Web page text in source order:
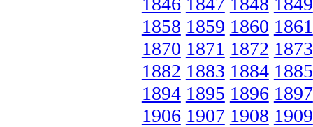
1858 1859 1860 1861
1870 1871 1872 1873
1882 1883 1884 1885
1894 1895 1896 1897
1906 1907 1908 1909